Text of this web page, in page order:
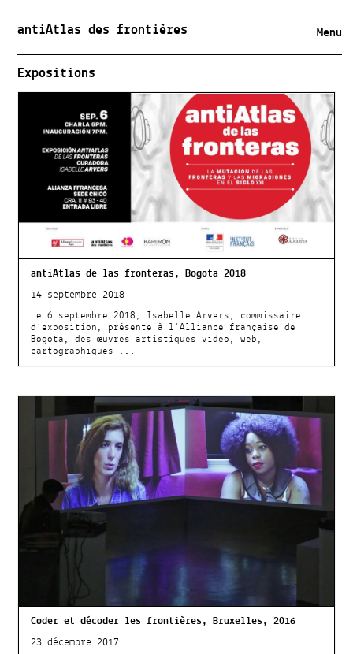
antiAtlas des frontières Menu
Expositions
antiAtlas de las fronteras, Bogota 2018
14 septembre 2018
Le 6 septembre 2018, Isabelle Arvers, commissaire
d’exposition, présente à l'Alliance française de
Bogota, des œuvres artistiques video, web,
cartographiques ...
Coder et décoder les frontières, Bruxelles, 2016
23 décembre 2017